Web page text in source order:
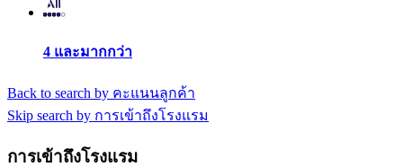
4 และมากกว่า
Back to search by คะแนนลูกค้า
Skip search by การเข้าถึงโรงแรม
การเข้าถึงโรงแรม